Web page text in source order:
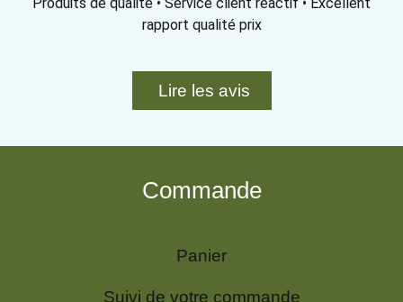
rapport qualité prix
Lire les avis
Commande
Panier
Suivi de votre commande